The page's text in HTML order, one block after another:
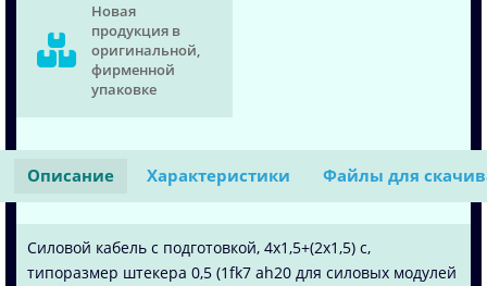
Новая
продукция в
оригинальной,
фирменной
упаковке
Описание Характеристики Файлы для
Силовой кабель с подготовкой, 4x1,5+(2x1,5) c,
типоразмер штекера 0,5 (1fk7 ah20 для силовых модулей